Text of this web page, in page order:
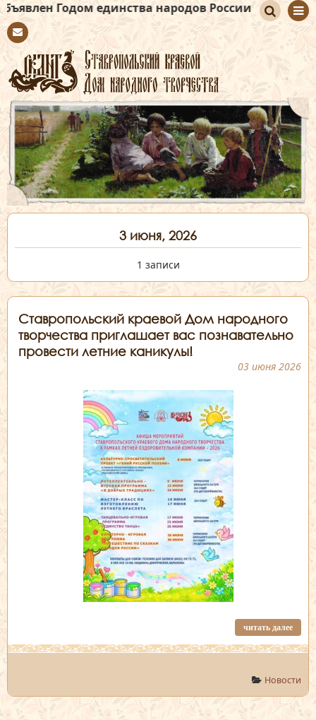
единства народов России
tact
иск
3 июня, 2026
1 записи
Ставропольский краевой Дом народного
творчества приглашает вас познавательно
провести летние каникулы!
03 июня 2026
читать далее
Новости